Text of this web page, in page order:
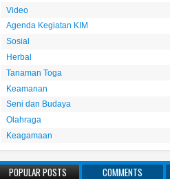
Video
Agenda Kegiatan KIM
Sosial
Herbal
Tanaman Toga
Keamanan
Seni dan Budaya
Olahraga
Keagamaan
POPULAR POSTS COMMENTS